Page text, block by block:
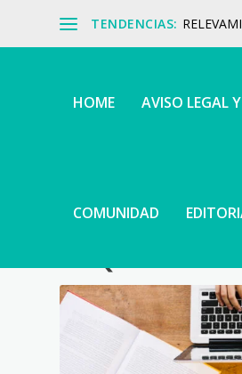
TENDENCIAS:
HOME AVISO LEGAL
COMUNIDAD